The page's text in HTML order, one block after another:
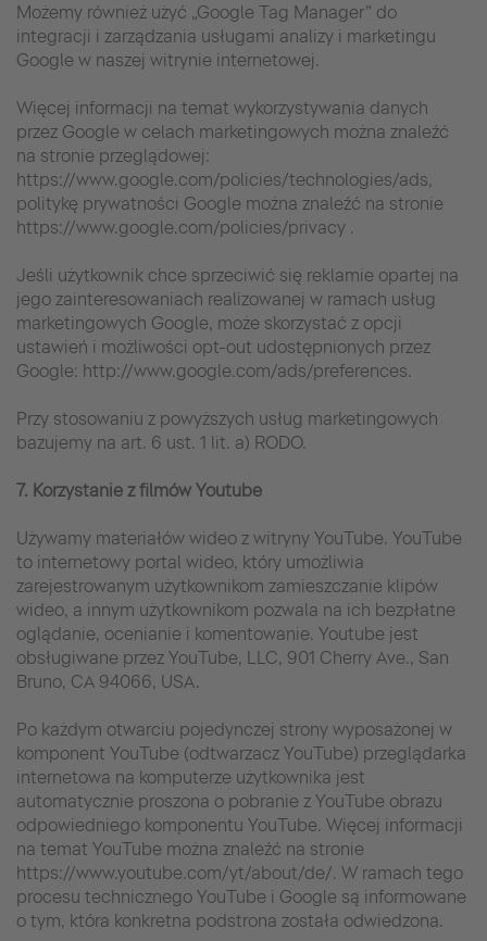
Możemy również użyć „Google Tag Manager” do
integracji i zarządzania usługami analizy i marketingu
Google w naszej witrynie internetowej.
Więcej informacji na temat wykorzystywania danych
przez Google w celach marketingowych można znaleźć
na stronie przeglądowej:
https://www.google.com/policies/technologies/ads,
politykę prywatności Google można znaleźć na stronie
https://www.google.com/policies/privacy .
Jeśli użytkownik chce sprzeciwić się reklamie opartej na
jego zainteresowaniach realizowanej w ramach usług
marketingowych Google, może skorzystać z opcji
ustawień i możliwości opt-out udostępnionych przez
Google: http://www.google.com/ads/preferences.
Przy stosowaniu z powyższych usług marketingowych
bazujemy na art. 6 ust. 1 lit. a) RODO.
7. Korzystanie z filmów Youtube
Używamy materiałów wideo z witryny YouTube. YouTube
to internetowy portal wideo, który umożliwia
zarejestrowanym użytkownikom zamieszczanie klipów
wideo, a innym użytkownikom pozwala na ich bezpłatne
oglądanie, ocenianie i komentowanie. Youtube jest
obsługiwane przez YouTube, LLC, 901 Cherry Ave., San
Bruno, CA 94066, USA.
Po każdym otwarciu pojedynczej strony wyposażonej w
komponent YouTube (odtwarzacz YouTube) przeglądarka
internetowa na komputerze użytkownika jest
automatycznie proszona o pobranie z YouTube obrazu
odpowiedniego komponentu YouTube. Więcej informacji
na temat YouTube można znaleźć na stronie
https://www.youtube.com/yt/about/de/. W ramach tego
procesu technicznego YouTube i Google są informowane
o tym, która konkretna podstrona została odwiedzona.